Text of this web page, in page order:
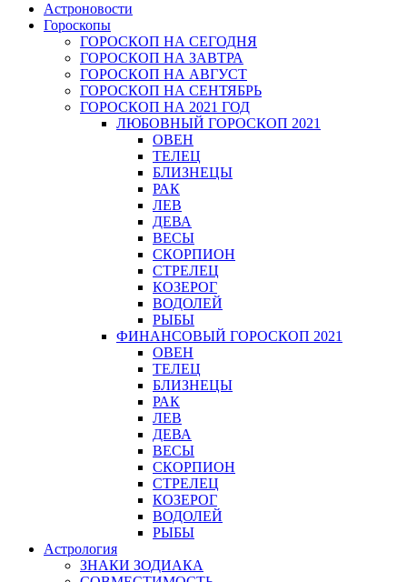
Астроновости
Гороскопы
ГОРОСКОП НА СЕГОДНЯ
ГОРОСКОП НА ЗАВТРА
ГОРОСКОП НА АВГУСТ
ГОРОСКОП НА СЕНТЯБРЬ
ГОРОСКОП НА 2021 ГОД
ЛЮБОВНЫЙ ГОРОСКОП 2021
ОВЕН
ТЕЛЕЦ
БЛИЗНЕЦЫ
РАК
ЛЕВ
ДЕВА
ВЕСЫ
СКОРПИОН
СТРЕЛЕЦ
КОЗЕРОГ
ВОДОЛЕЙ
РЫБЫ
ФИНАНСОВЫЙ ГОРОСКОП 2021
ОВЕН
ТЕЛЕЦ
БЛИЗНЕЦЫ
РАК
ЛЕВ
ДЕВА
ВЕСЫ
СКОРПИОН
СТРЕЛЕЦ
КОЗЕРОГ
ВОДОЛЕЙ
РЫБЫ
Астрология
ЗНАКИ ЗОДИАКА